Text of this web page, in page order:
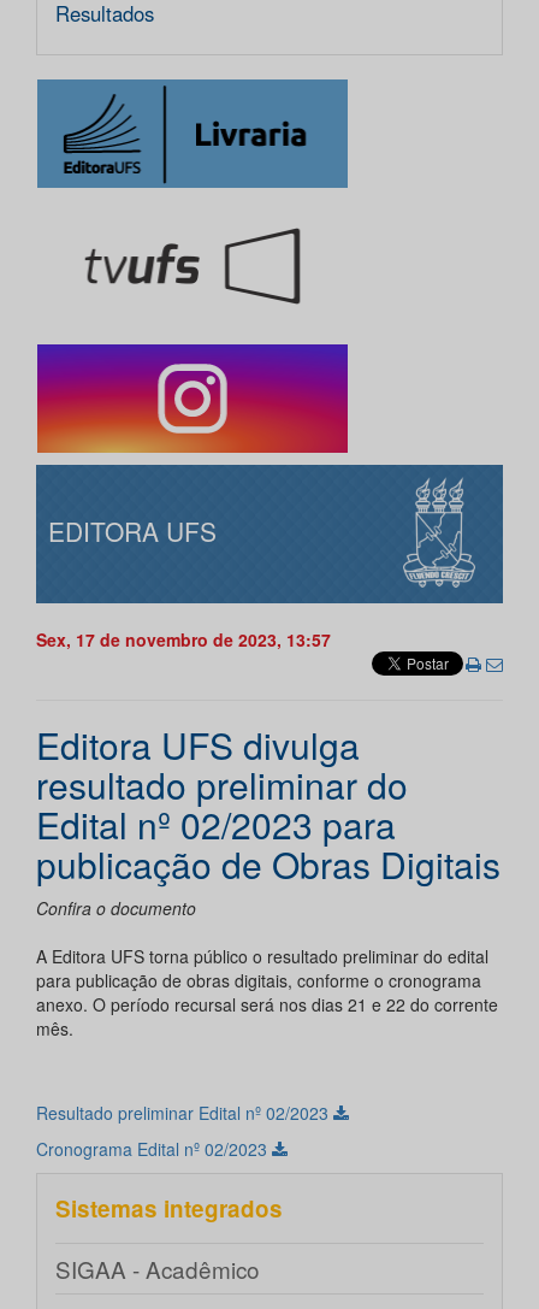
Resultados
EDITORA UFS
Sex, 17 de novembro de 2023, 13:57
Editora UFS divulga
resultado preliminar do
Edital nº 02/2023 para
publicação de Obras Digitais
Confira o documento
A Editora UFS torna público o resultado preliminar do edital
para publicação de obras digitais, conforme o cronograma
anexo. O período recursal será nos dias 21 e 22 do corrente
mês.
Resultado preliminar Edital nº 02/2023
Cronograma Edital nº 02/2023
Sistemas integrados
SIGAA - Acadêmico